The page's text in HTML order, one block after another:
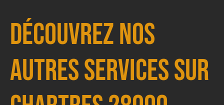
Découvrez nos
autres services sur